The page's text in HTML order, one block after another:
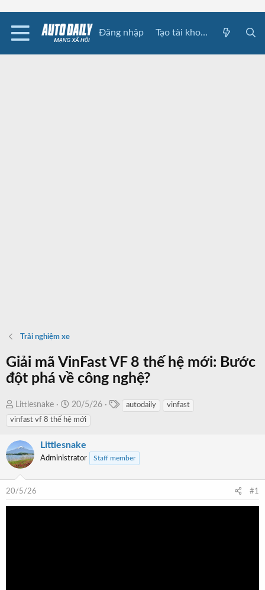
Đăng nhập Tạo tài khoản
Trải nghiệm xe
Giải mã VinFast VF 8 thế hệ mới: Bước
đột phá về công nghệ?
T
h
e
a
d
t
a
Littlesnake
N
g
y
b
t
ầ
20/5/26 autodaily
vinfast
vinfast vf 8 thế hệ mới
Littlesnake
Administrator Staff member
20/5/26 #1